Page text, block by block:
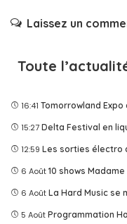
Laissez un
Toute
16:41 Tomorrowland Expo
15:27 Delta Festival en
12:59 Les sorties électro
6 Août 10 shows
6 Août La Hard Music se
5 Août Programmation